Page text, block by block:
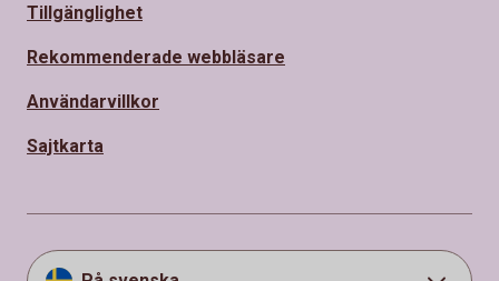
Tillgänglighet
Rekommenderade webbläsare
Användarvillkor
Sajtkarta